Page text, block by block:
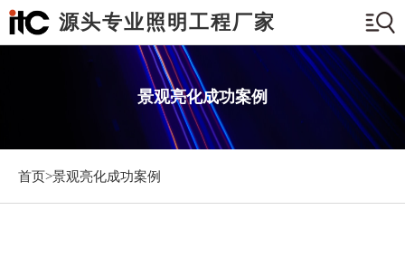
源头专业照明工程厂家
景观亮化成功案例
首页>景观亮化成功案例